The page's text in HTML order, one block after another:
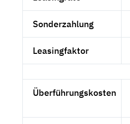
Sonderzahlung
Leasingfaktor
Überführungskosten